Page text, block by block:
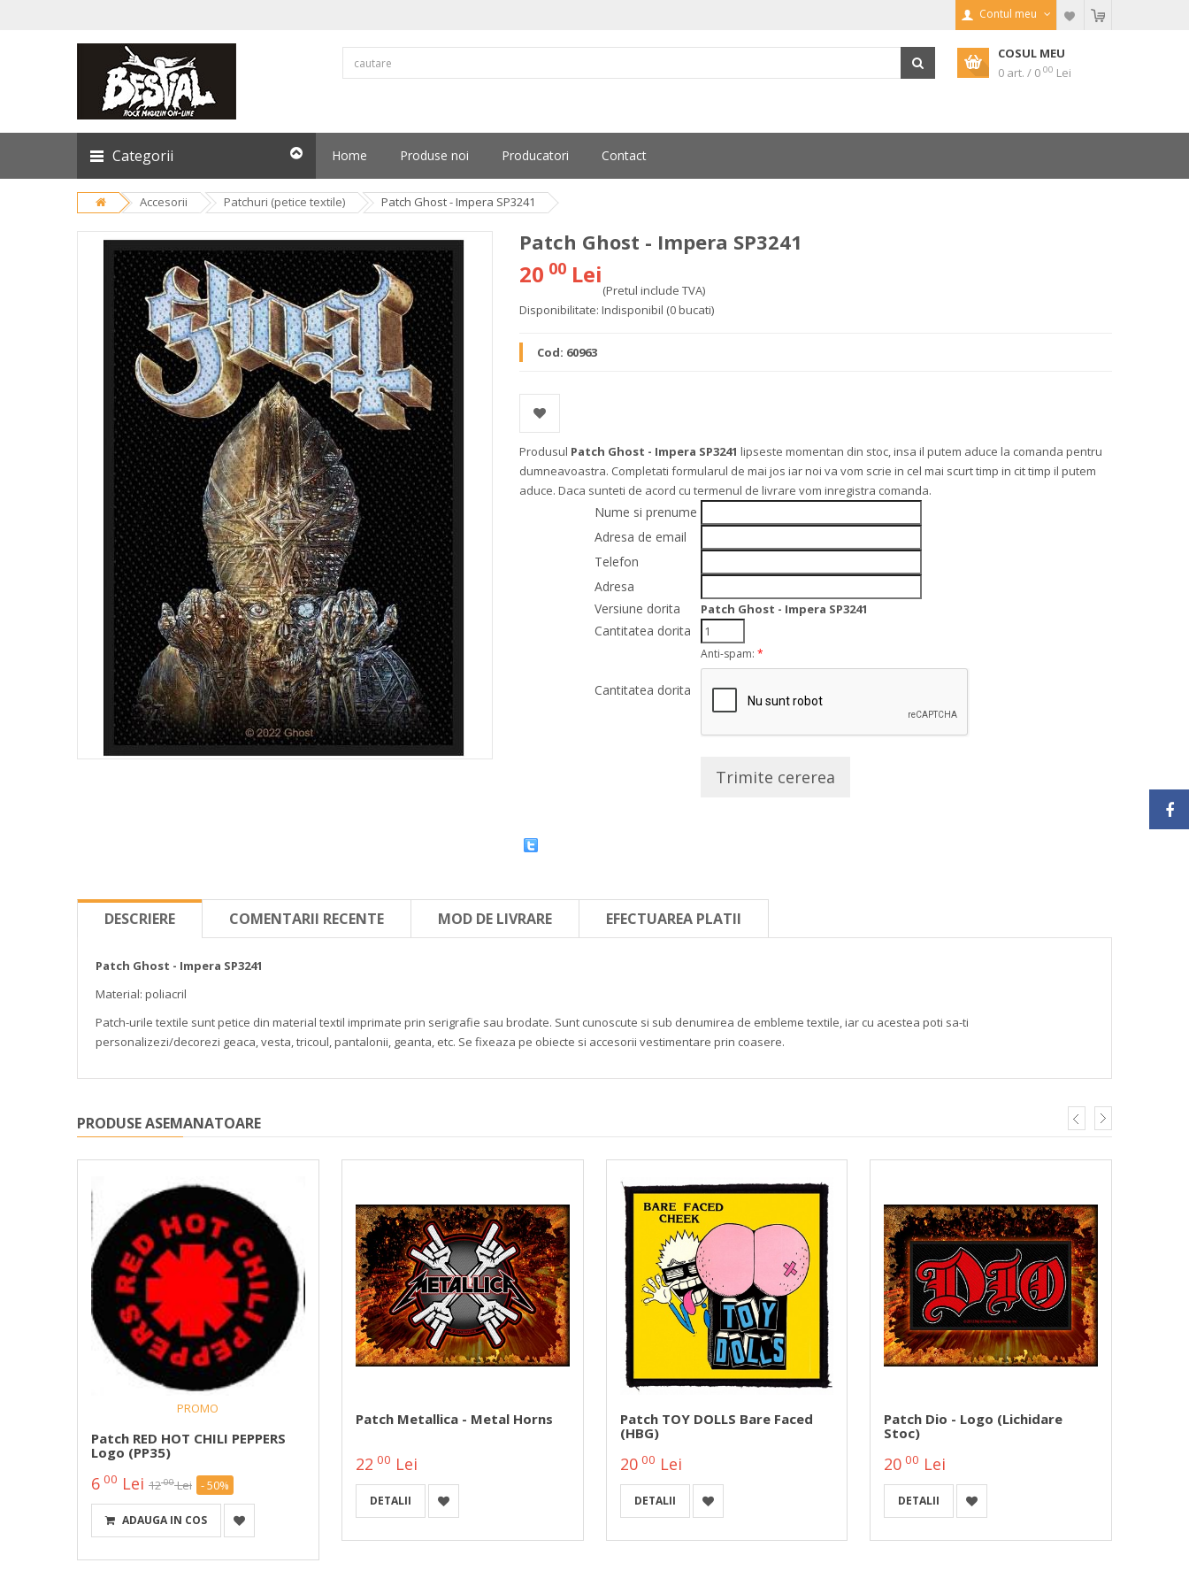
Contul meu
COSUL MEU
0 art. / 0 00 Lei
Categorii Home Produse noi Producatori Contact
Accesorii Patchuri (petice textile) Patch Ghost - Impera SP3241
Patch Ghost - Impera SP3241
20 00 Lei
(Pretul include TVA)
Disponibilitate: Indisponibil (0 bucati)
Cod: 60963
Produsul Patch Ghost - Impera SP3241 lipseste momentan din stoc, insa il putem aduce la comanda pentru
dumneavoastra. Completati formularul de mai jos iar noi va vom scrie in cel mai scurt timp in cit timp il putem
aduce. Daca sunteti de acord cu termenul de livrare vom inregistra comanda.
Nume si prenume
Adresa de email
Telefon
Adresa
Versiune dorita
Patch Ghost - Impera SP3241
Cantitatea dorita
Cantitatea dorita
Anti-spam: *
Trimite cererea
DESCRIERE COMENTARII RECENTE MOD DE LIVRARE EFECTUAREA PLATII
Patch Ghost - Impera SP3241
Material: poliacril
Patch-urile textile sunt petice din material textil imprimate prin serigrafie sau brodate. Sunt cunoscute si sub denumirea de embleme textile, iar cu acestea poti sa-ti
personalizezi/decorezi geaca, vesta, tricoul, pantalonii, geanta, etc. Se fixeaza pe obiecte si accesorii vestimentare prin coasere.
PRODUSE ASEMANATOARE
PROMO
Patch RED HOT CHILI PEPPERS
Logo (PP35)
6 00 Lei 1200 Lei - 50%
ADAUGA IN COS
Patch Metallica - Metal Horns
22 00 Lei
DETALII
Patch TOY DOLLS Bare Faced
(HBG)
2000 Lei
DETALII
Patch Dio - Logo (lichidare
Stoc)
20 00 Lei
DETALII